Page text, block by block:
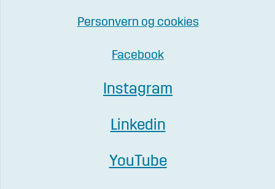
Personvern og cookies
Facebook
Instagram
Linkedin
YouTube